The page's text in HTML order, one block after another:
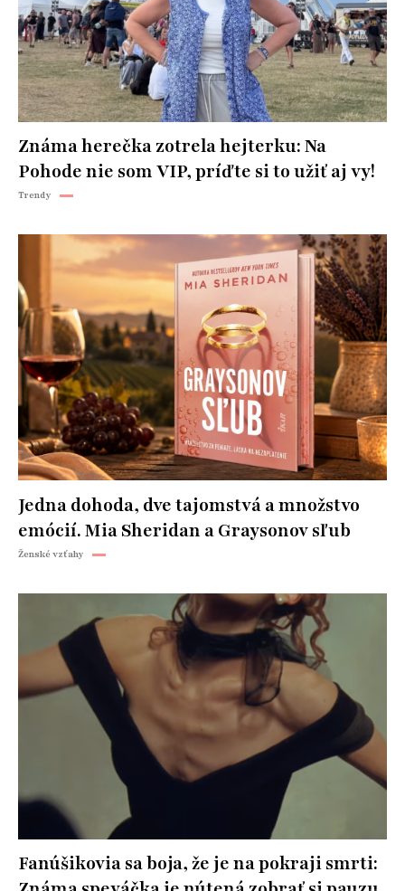
Známa herečka zotrela hejterku: Na
Pohode nie som VIP, príďte si to užiť aj vy!
Trendy
Jedna dohoda, dve tajomstvá a množstvo
emócií. Mia Sheridan a Graysonov sľub
Ženské vzťahy
Fanúšikovia sa boja, že je na pokraji smrti: